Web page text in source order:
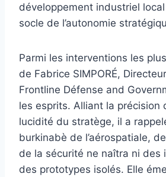
développement industriel local
socle de l’autonomie
Parmi les interventions les
de Fabrice SIMPORÉ,
Frontline Défense and
les esprits. Alliant la précision
lucidité du stratège, il a
burkinabè de l’aérospatiale,
de la sécurité ne naîtra ni des
des prototypes isolés. Elle